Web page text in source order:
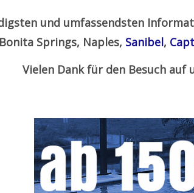
und umfassendsten
Springs, Naples, Sanibel,
Vielen Dank für den Besuch auf